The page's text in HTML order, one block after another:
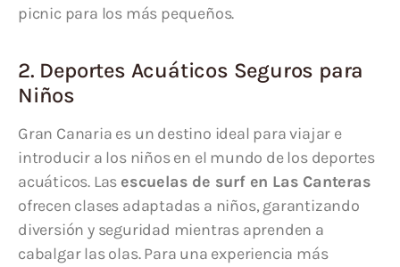
picnic para los más pequeños.
2. Deportes Acuáticos Seguros para
Niños
Gran Canaria es un destino ideal para viajar e
introducir a los niños en el mundo de los deportes
acuáticos. Las escuelas de surf en Las Canteras
ofrecen clases adaptadas a niños, garantizando
diversión y seguridad mientras aprenden a
cabalgar las olas. Para una experiencia más